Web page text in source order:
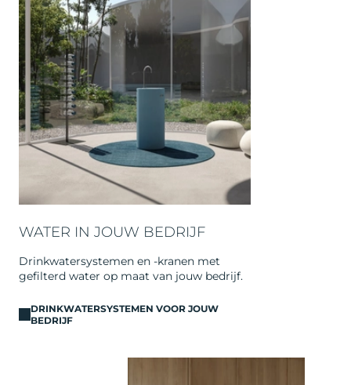
WATER IN JOUW BEDRIJF
Drinkwatersystemen en -kranen met
gefilterd water op maat van jouw bedrijf.
DRINKWATERSYSTEMEN VOOR JOUW
BEDRIJF